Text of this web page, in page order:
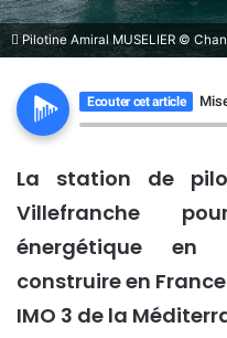
Pilotine Amiral MUSELIER ©
Ecouter cet article
La station de
Villefranche
énergétique en
construire en
IMO 3 de la